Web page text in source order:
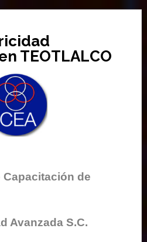
TEOTLALCO
de
Avanzada S.C.